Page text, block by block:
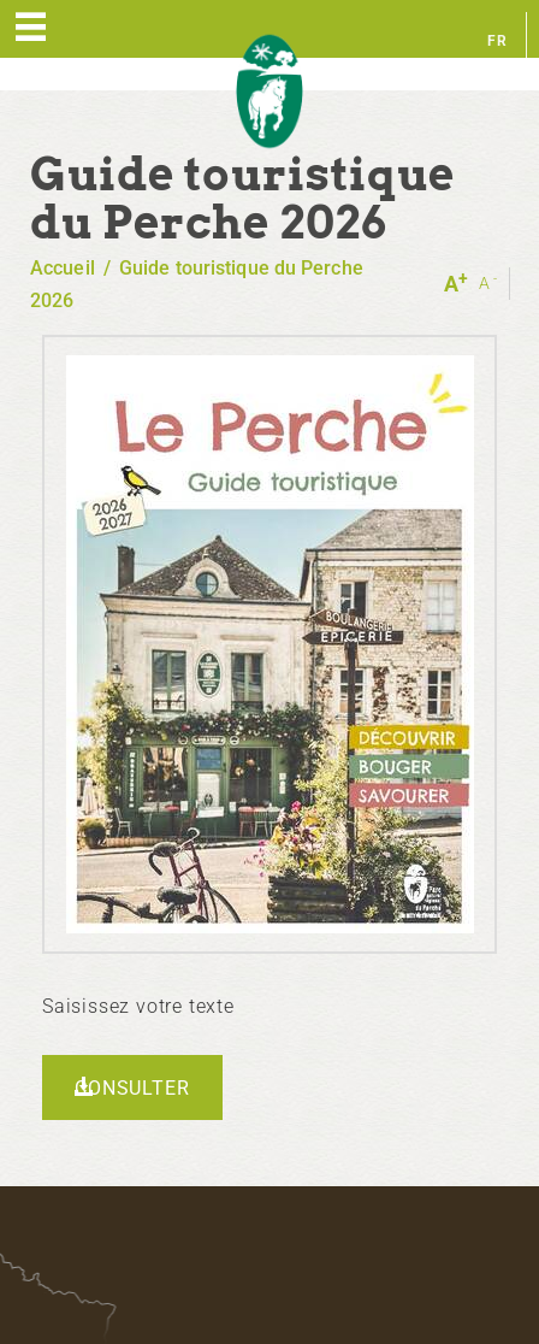
FR
Guide touristique
du Perche 2026
-
A
+
A
Accueil / Guide touristique du Perche
2026
Saisissez votre texte
CONSULTER